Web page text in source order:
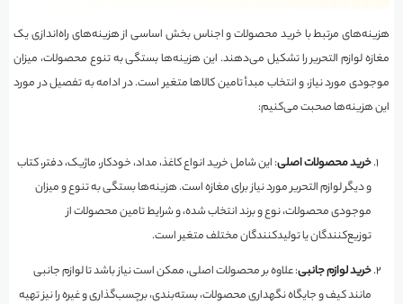
هزینه‌های مرتبط با خرید محصولات و اجناس بخش اساسی از هزینه‌های راه‌اندازی یک
مغازه لوازم التحریر را تشکیل می‌دهند. این هزینه‌ها بستگی به تنوع محصولات، میزان
موجودی مورد نیاز، و انتخاب مبدأ تامین کالاها متغیر است. در ادامه به تفصیل در مورد
این هزینه‌ها صحبت می‌کنیم:
خرید محصولات اصلی: این شامل خرید انواع کاغذ، مداد، خودکار، ماژیک، دفتر، کتاب
و دیگر لوازم التحریر مورد نیاز برای مغازه است. هزینه‌ها بستگی به تنوع و میزان
موجودی محصولات، نوع و برند انتخاب شده، و شرایط تامین محصولات از
توزیع‌کنندگان یا تولیدکنندگان مختلف متغیر است.
خرید لوازم جانبی: علاوه بر محصولات اصلی، ممکن است نیاز باشد تا لوازم جانبی
مانند کیف و جایگاه نگهداری محصولات، بسته‌بندی، برچسب‌گذاری و غیره را نیز تهیه